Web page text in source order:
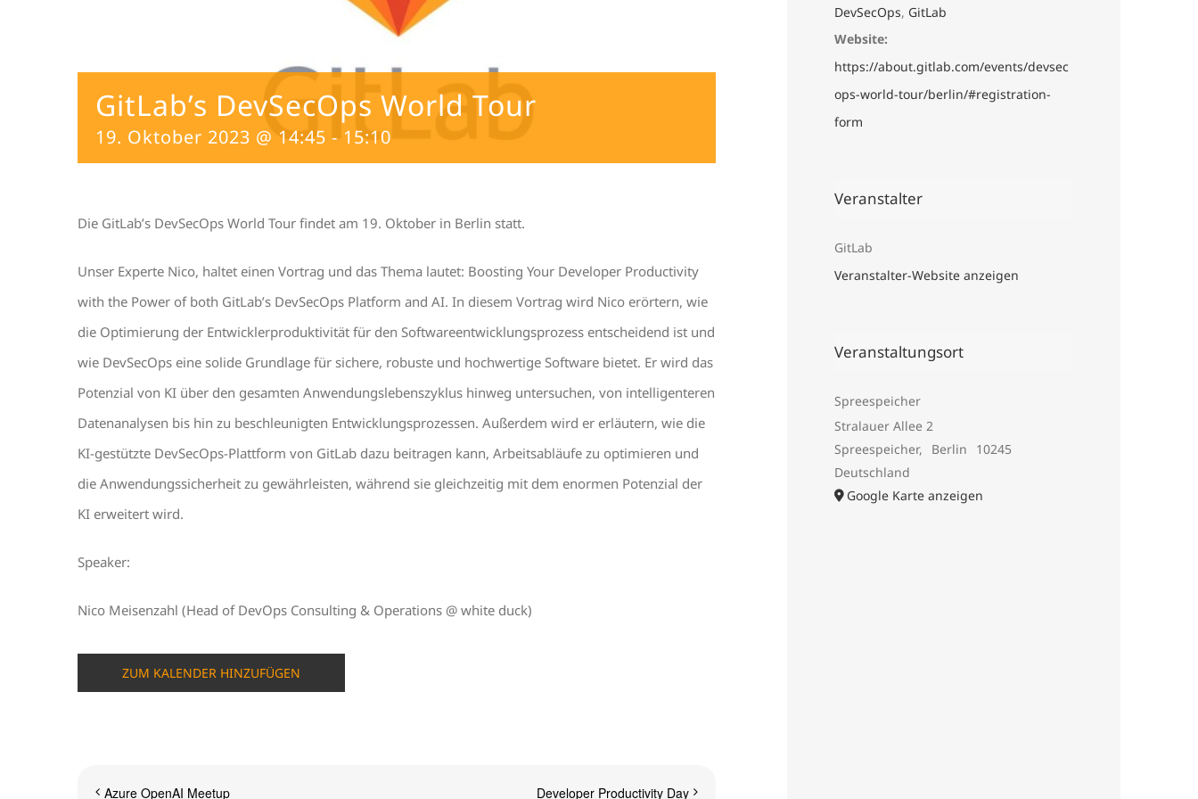
GitLab’s DevSecOps World Tour
19. Oktober 2023 @ 14:45 - 15:10
Die GitLab’s DevSecOps World Tour findet am 19. Oktober in Berlin statt.
Unser Experte Nico, haltet einen Vortrag und das Thema lautet: Boosting Your Developer Productivity
with the Power of both GitLab’s DevSecOps Platform and AI. In diesem Vortrag wird Nico erörtern, wie
die Optimierung der Entwicklerproduktivität für den Softwareentwicklungsprozess entscheidend ist und
wie DevSecOps eine solide Grundlage für sichere, robuste und hochwertige Software bietet. Er wird das
Potenzial von KI über den gesamten Anwendungslebenszyklus hinweg untersuchen, von intelligenteren
Datenanalysen bis hin zu beschleunigten Entwicklungsprozessen. Außerdem wird er erläutern, wie die
KI-gestützte DevSecOps-Plattform von GitLab dazu beitragen kann, Arbeitsabläufe zu optimieren und
die Anwendungssicherheit zu gewährleisten, während sie gleichzeitig mit dem enormen Potenzial der
KI erweitert wird.
Speaker:
Nico Meisenzahl (Head of DevOps Consulting & Operations @ white duck)
ZUM KALENDER HINZUFÜGEN
Azure OpenAI Meetup Developer Productivity Day
DevSecOps, GitLab
Website:
https://about.gitlab.com/events/devsec
ops-world-tour/berlin/#registration-
form
Veranstalter
GitLab
Veranstalter-Website anzeigen
Veranstaltungsort
Spreespeicher
Stralauer Allee 2
Spreespeicher, Berlin
10245
Deutschland
Google Karte anzeigen